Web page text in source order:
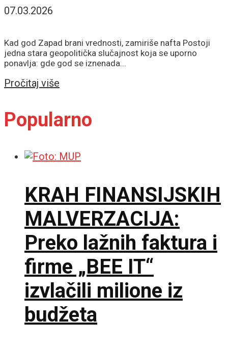
07.03.2026
Kad god Zapad brani vrednosti, zamiriše nafta Postoji
jedna stara geopolitička slučajnost koja se uporno
ponavlja: gde god se iznenada...
Pročitaj više
Popularno
KRAH FINANSIJSKIH
MALVERZACIJA:
Preko lažnih faktura i
firme „BEE IT“
izvlačili milione iz
budžeta